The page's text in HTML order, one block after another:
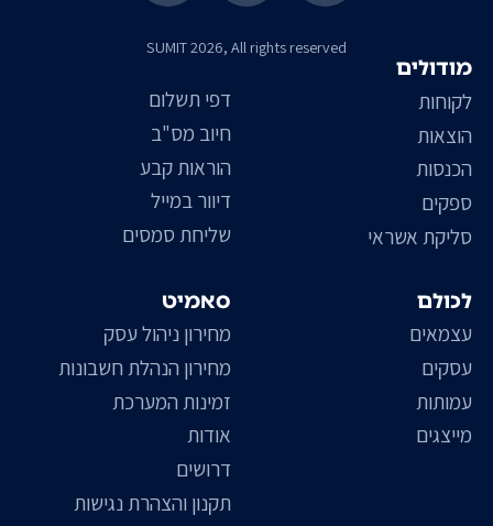
SUMIT 2026, All rights reserved
סאמיט
מחירון ניהול עסק
מחירון הנהלת חשבונות
זמינות המערכת
אודות
דרושים
תקנון והצהרת נגישות
דפי תשלום
חיוב מס"ב
הוראות קבע
דיוור במייל
שליחת סמסים
מודולים
לקוחות
הוצאות
הכנסות
ספקים
סליקת אשראי
לכולם
עצמאים
עסקים
עמותות
מייצגים